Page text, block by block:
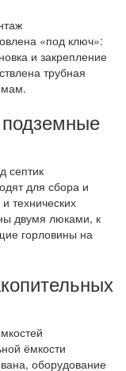
«под ключ»:
и закрепление
трубная
для сбора и
технических
двумя люками, к
горловины на
ёмкости
оборудование